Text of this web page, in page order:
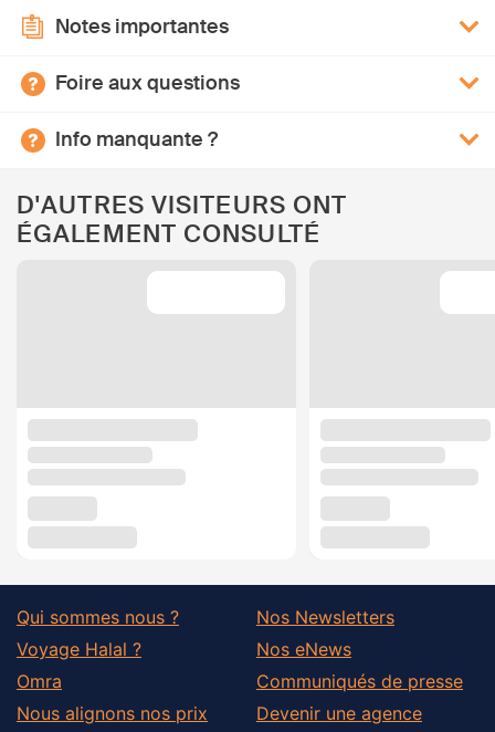
Notes importantes
Foire aux questions
Info manquante ?
D'AUTRES VISITEURS ONT
ÉGALEMENT CONSULTÉ
Qui sommes nous ?
Voyage Halal ?
Omra
Nous alignons nos prix
Nos Newsletters
Nos eNews
Communiqués de presse
Devenir une agence